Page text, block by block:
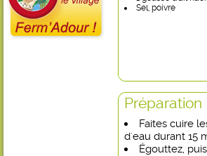
Sel, poivre
Préparation
Faites cuire
d'eau durant 15
Égouttez,